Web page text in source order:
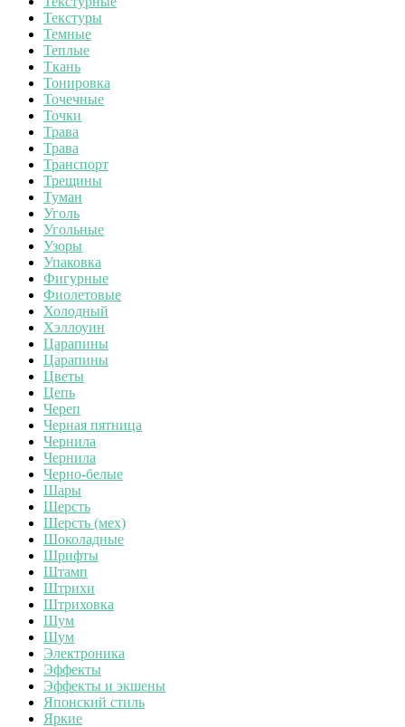
Текстуры
Темные
Теплые
Ткань
Тонировка
Точечные
Точки
Трава
Трава
Транспорт
Трещины
Туман
Уголь
Угольные
Узоры
Упаковка
Фигурные
Фиолетовые
Холодный
Хэллоуин
Царапины
Царапины
Цветы
Цепь
Череп
Черная пятница
Чернила
Чернила
Черно-белые
Шары
Шерсть
Шерсть (мех)
Шоколадные
Шрифты
Штамп
Штрихи
Штриховка
Шум
Шум
Электроника
Эффекты
Эффекты и экшены
Японский стиль
Яркие